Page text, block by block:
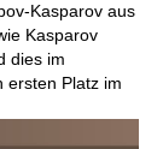
Kasparov aus
Kasparov
dies im
ersten Platz im